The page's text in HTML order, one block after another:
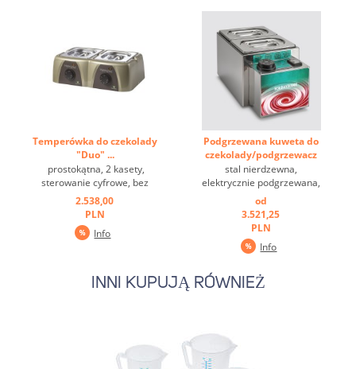
Temperówka do czekolady
"Duo" ...
prostokątna, 2 kasety,
sterowanie cyfrowe, bez
kąpieli wodnej ...
2.538,00
PLN
Info
Podgrzewana kuweta do
czekolady/podgrzewacz
do glazury lodowej ...
stal nierdzewna,
elektrycznie podgrzewana,
termostat, zakres
temperatur od 30 do 90 st.C
...
od
3.521,25
PLN
Info
INNI KUPUJĄ RÓWNIEŻ